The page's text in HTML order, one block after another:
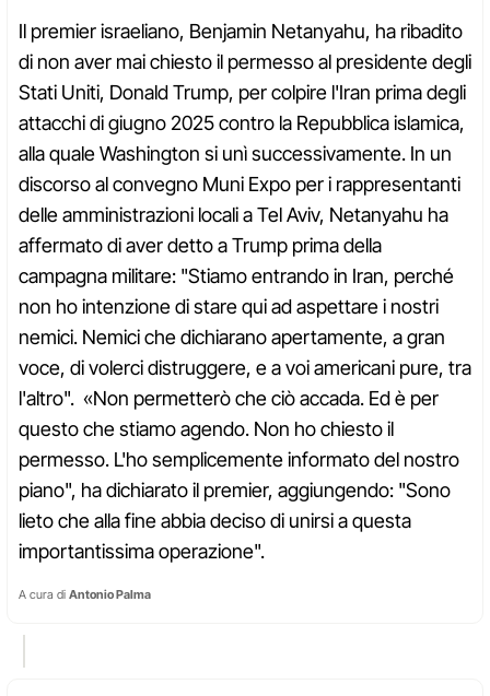
Il premier israeliano, Benjamin Netanyahu, ha ribadito
di non aver mai chiesto il permesso al presidente degli
Stati Uniti, Donald Trump, per colpire l'Iran prima degli
attacchi di giugno 2025 contro la Repubblica islamica,
alla quale Washington si unì successivamente. In un
discorso al convegno Muni Expo per i rappresentanti
delle amministrazioni locali a Tel Aviv, Netanyahu ha
affermato di aver detto a Trump prima della
campagna militare: "Stiamo entrando in Iran, perché
non ho intenzione di stare qui ad aspettare i nostri
nemici. Nemici che dichiarano apertamente, a gran
voce, di volerci distruggere, e a voi americani pure, tra
l'altro". «Non permetterò che ciò accada. Ed è per
questo che stiamo agendo. Non ho chiesto il
permesso. L'ho semplicemente informato del nostro
piano", ha dichiarato il premier, aggiungendo: "Sono
lieto che alla fine abbia deciso di unirsi a questa
importantissima operazione".
A cura di Antonio Palma